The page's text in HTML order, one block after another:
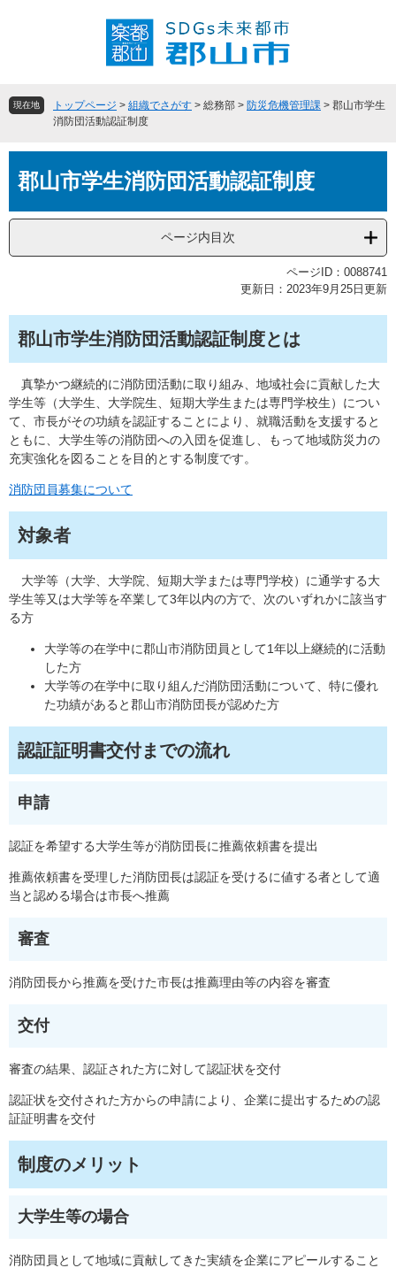
頭
飛
へ
現在地 トップページ > 組織でさがす > 総務部 > 防災危機管理課 > 郡山市学生
消防団活動認証制度
文郡山市学生消防団活動認証制度
ページ内目次
ページID：0088741
更新日：2023年9月25日更新
郡山市学生消防団活動認証制度とは
真摯かつ継続的に消防団活動に取り組み、地域社会に貢献した大
学生等（大学生、大学院生、短期大学生または専門学校生）につい
て、市長がその功績を認証することにより、就職活動を支援すると
ともに、大学生等の消防団への入団を促進し、もって地域防災力の
充実強化を図ることを目的とする制度です。
消防団員募集について
対象者
大学等（大学、大学院、短期大学または専門学校）に通学する大
学生等又は大学等を卒業して3年以内の方で、次のいずれかに該当す
る方
大学等の在学中に郡山市消防団員として1年以上継続的に活動
した方
大学等の在学中に取り組んだ消防団活動について、特に優れ
た功績があると郡山市消防団長が認めた方
認証証明書交付までの流れ
申請
認証を希望する大学生等が消防団長に推薦依頼書を提出
推薦依頼書を受理した消防団長は認証を受けるに値する者として適
当と認める場合は市長へ推薦
審査
消防団長から推薦を受けた市長は推薦理由等の内容を審査
交付
審査の結果、認証された方に対して認証状を交付
認証状を交付された方からの申請により、企業に提出するための認
証証明書を交付
制度のメリット
大学生等の場合
消防団員として地域に貢献してきた実績を企業にアピールすること